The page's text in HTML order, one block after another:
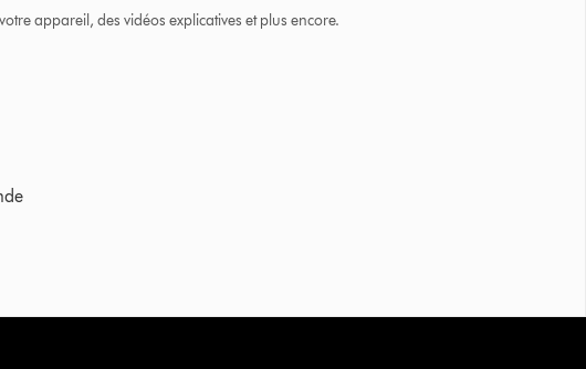
appareil, des vidéos explicatives et plus encore.